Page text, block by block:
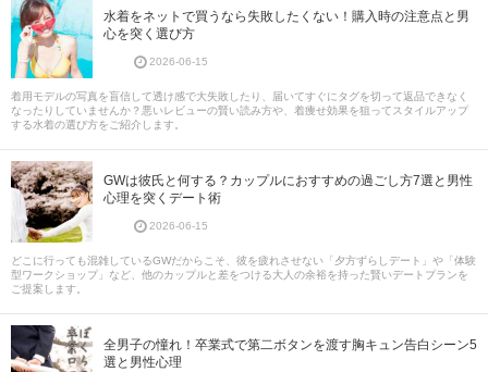
水着をネットで買うなら失敗したくない！購入時の注意点と男
心を突く選び方
2026-06-15
着用モデルの写真を盲信して透け感で大失敗したり、届いてすぐにタグを切って返品できなく
なったりしていませんか？悪いレビューの賢い読み方や、着痩せ効果を狙ってスタイルアップ
する水着の選び方をご紹介します。
GWは彼氏と何する？カップルにおすすめの過ごし方7選と男性
心理を突くデート術
2026-06-15
どこに行っても混雑しているGWだからこそ、彼を疲れさせない「夕方ずらしデート」や「体験
型ワークショップ」など、他のカップルと差をつける大人の余裕を持った賢いデートプランを
ご提案します。
全男子の憧れ！卒業式で第二ボタンを渡す胸キュン告白シーン5
選と男性心理